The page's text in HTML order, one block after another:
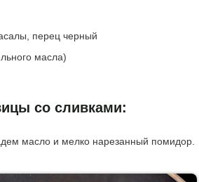
перец черный
масла)
со сливками:
масло и мелко нарезанный помидор.